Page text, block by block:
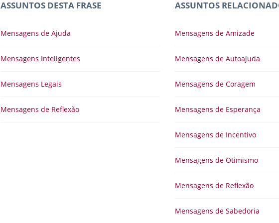
ASSUNTOS DESTA FRASE
Mensagens de Ajuda
Mensagens Inteligentes
Mensagens Legais
Mensagens de Reflexão
ASSUNTOS
Mensagens de Amizade
Mensagens de Autoajuda
Mensagens de Coragem
Mensagens de Esperança
Mensagens de Incentivo
Mensagens de Otimismo
Mensagens de Reflexão
Mensagens de Sabedoria